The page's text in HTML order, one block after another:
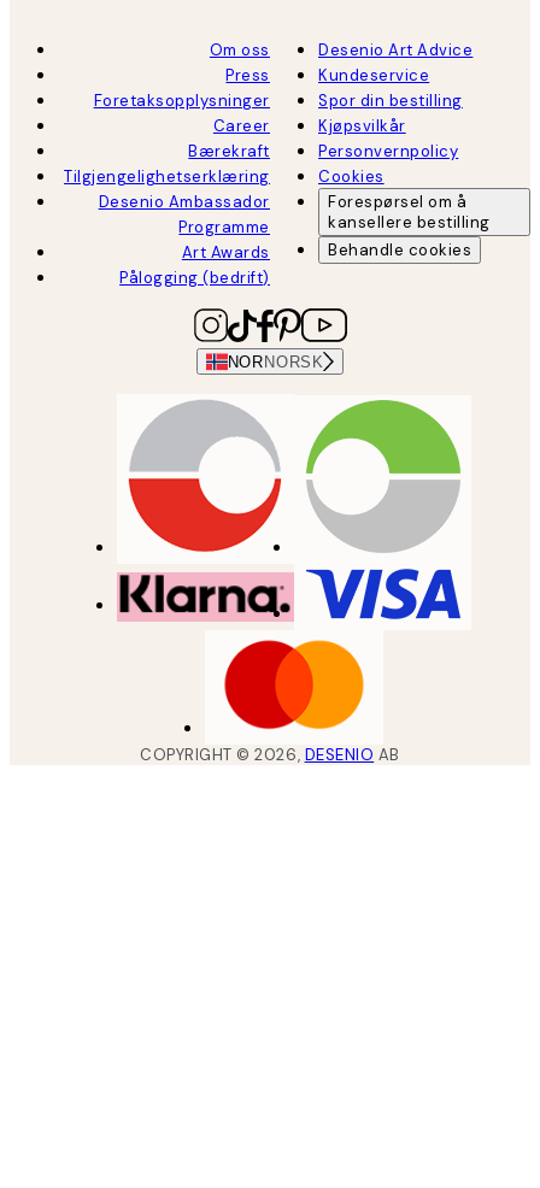
Om oss
Press
Foretaksopplysninger
Career
Bærekraft
Tilgjengelighetserklæring
Desenio Ambassador
Programme
Art Awards
Pålogging (bedrift)
Desenio Art Advice
Kundeservice
Spor din bestilling
Kjøpsvilkår
Personvernpolicy
Cookies
Forespørsel om å
kansellere bestilling
Behandle cookies
NOR NORSK
COPYRIGHT ©2026, DESENIO AB